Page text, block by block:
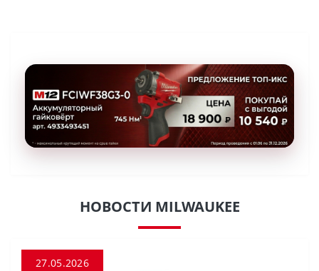
НОВОСТИ MILWAUKEE
27.05.2026